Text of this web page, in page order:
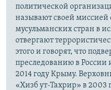
политической
называют своей миссией
мусульманских стран в
отвергают
этого и говорят, что
преследованию в
2014 году Крыму.
«Хизб ут-Тахрир» в 2003